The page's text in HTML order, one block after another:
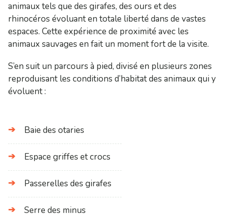
animaux tels que des girafes, des ours et des
rhinocéros évoluant en totale liberté dans de vastes
espaces. Cette expérience de proximité avec les
animaux sauvages en fait un moment fort de la visite.
S’en suit un parcours à pied, divisé en plusieurs zones
reproduisant les conditions d’habitat des animaux qui y
évoluent :
Baie des otaries
Espace griffes et crocs
Passerelles des girafes
Serre des minus